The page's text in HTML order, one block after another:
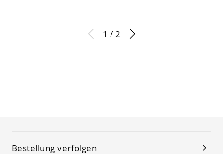
1 / 2
Bestellung verfolgen